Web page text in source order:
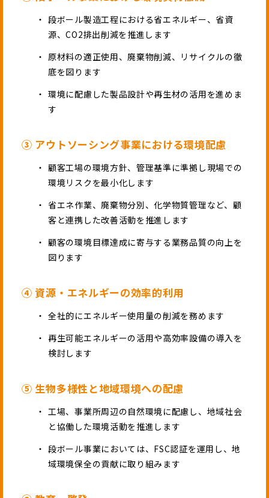
段ボール製造工程における省エネルギー、省資
源、CO2排出削減を推進します
原材料の適正使用、廃棄物削減、リサイクルの徹
底を図ります
環境に配慮した製品設計や再生材の活用を進めま
す
③ アウトソーシング事業における環境配慮
顧客工場の環境方針、管理基準に準拠し現場での
環境リスクを最小化します
省エネ作業、廃棄物分別、化学物質管理など、顧
客と連携した改善活動を推進します
顧客の環境目標達成に寄与する業務品質の向上を
図ります
④ 資源・エネルギーの効率的利用
全社的にエネルギー使用量の削減を務めます
再生可能エネルギーの活用や高効率設備の導入を
検討します
⑤ 生物多様性と地域環境への配慮
工場、事業所周辺の自然環境に配慮し、地域社会
と協働した環境活動を推進します
段ボール事業においては、FSC認証を運用し、地
域環境保全の貢献に取り組みます